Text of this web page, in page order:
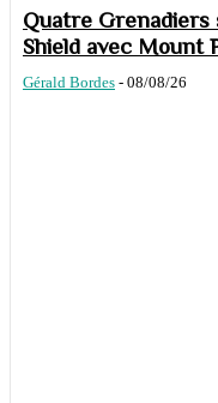
Quatre Grenadiers
Shield avec Mount
Gérald Bordes - 08/08/26